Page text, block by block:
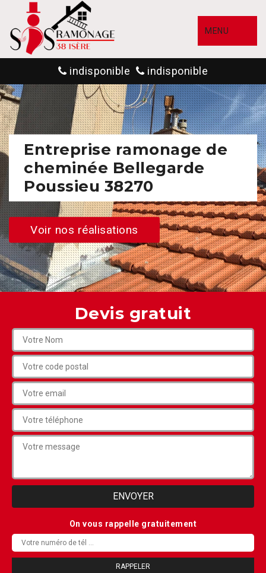
MENU
indisponible indisponible
Entreprise ramonage de
cheminée Bellegarde
Poussieu 38270
Voir nos réalisations
Devis gratuit
On vous rappelle gratuitement